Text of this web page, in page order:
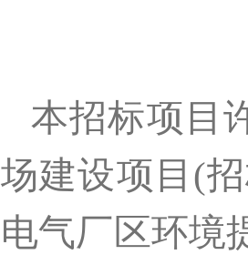
本招标项目
场建设项目 (
电气厂区环境